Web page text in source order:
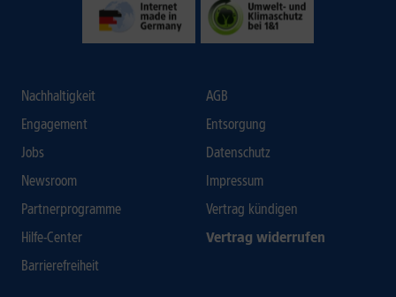
Nachhaltigkeit
Engagement
Jobs
Newsroom
Partnerprogramme
Hilfe-Center
Barrierefreiheit
AGB
Entsorgung
Datenschutz
Impressum
Vertrag kündigen
Vertrag widerrufen